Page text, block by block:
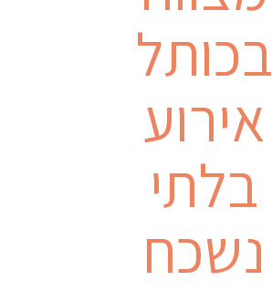
בכותל
אירוע
בלתי
נשכח